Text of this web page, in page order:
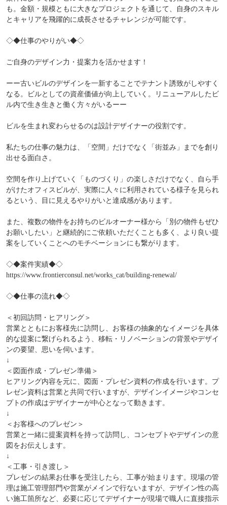
も。金額・規模ともに大きなプロジェクトを通じて、自身のスキル
とキャリアを飛躍的に成長させるチャレンジが可能です。
◇◆仕事のやりがい◆◇
ご自身のデザイン力・提案力を活かせます！
ーー古いビルのデザインを一新することでテナント誘致がしやすく
なる。ビルとしての資産価値が向上していく。リニューアルしたビ
ル内で生き生きと働く方々がいるーー
ビルを生まれ変わらせるのは設計デザイナーの役割です。
私たちの仕事の魅力は、「空間」だけでなく「街並み」までを創り
出せる面白さ。
空間を作り上げていく「ものづくり」の楽しさだけでなく、自ら手
がけたオフィスビルが、実際に人々に利用されている様子を見られ
るという、目に見えるやりがいと達成感があります。
また、複数の物件をお持ちのビルオーナー様から「別の物件もぜひ
お願いしたい」と継続的にご依頼いただくことも多く、より良い提
案をしていくことへのモチベーションにも繋がります。
◇◆案件実績◆◇
https://www.frontierconsul.net/works_cat/building-renewal/
◇◆仕事の流れ◆◇
＜初回訪問・ヒアリング＞
営業とともにお客様先に訪問し、お客様の抽象的なイメージを具体
的な提案に繋げられるよう、移転・リノベーションの背景やデザイ
ンの要望、思いを伺います。
↓
＜図面作成・プレゼン準備＞
ヒアリング内容を元に、図面・プレゼン資料の作成を行います。プ
レゼン資料は営業と共同で行いますが、デザインイメージやコンセ
プトの作成はデザイナーが中心となって動きます。
↓
＜お客様へのプレゼン＞
営業と一緒に提案資料を持って訪問し、コンセプトやデザインの意
図をお伝えします。
↓
＜工事・引き渡し＞
プレゼンの結果お仕事を受注したら、工事が始まります。現場の管
理は施工管理部門や営業がメインで行ないますが、デザイン性の高
い施工箇所など、必要に応じてデザイナーが現場で職人に直接指示